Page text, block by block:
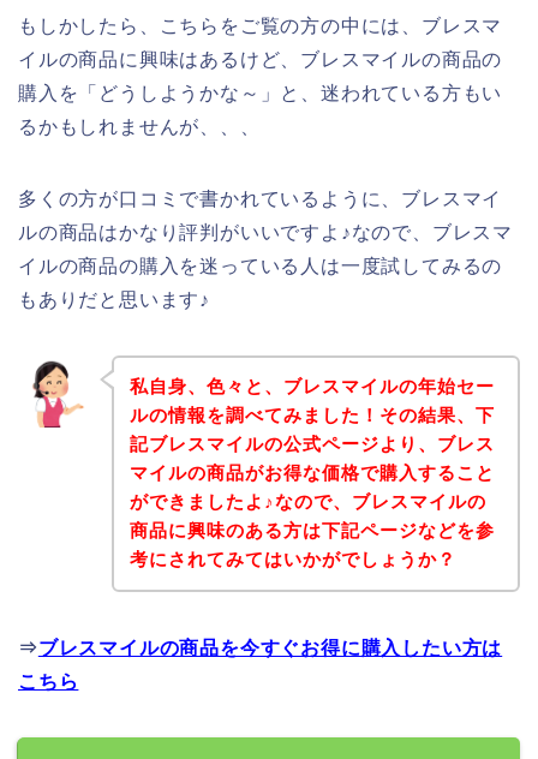
もしかしたら、こちらをご覧の方の中には、ブレスマ
イルの商品に興味はあるけど、ブレスマイルの商品の
購入を「どうしようかな～」と、迷われている方もい
るかもしれませんが、、、
多くの方が口コミで書かれているように、ブレスマイ
ルの商品はかなり評判がいいですよ♪なので、ブレスマ
イルの商品の購入を迷っている人は一度試してみるの
もありだと思います♪
私自身、色々と、ブレスマイルの年始セー
ルの情報を調べてみました！その結果、下
記ブレスマイルの公式ページより、ブレス
マイルの商品がお得な価格で購入すること
ができましたよ♪なので、ブレスマイルの
商品に興味のある方は下記ページなどを参
考にされてみてはいかがでしょうか？
⇒ブレスマイルの商品を今すぐお得に購入したい方は
こちら